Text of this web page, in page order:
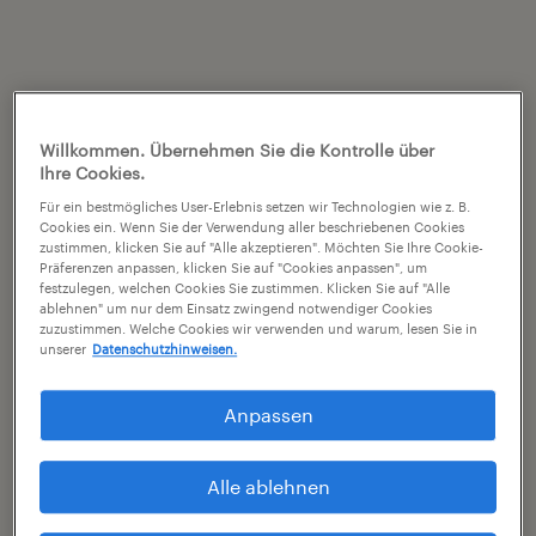
Willkommen. Übernehmen Sie die Kontrolle über
Ihre Cookies.
Für ein bestmögliches User-Erlebnis setzen wir Technologien wie z. B.
Cookies ein. Wenn Sie der Verwendung aller beschriebenen Cookies
zustimmen, klicken Sie auf "Alle akzeptieren". Möchten Sie Ihre Cookie-
Präferenzen anpassen, klicken Sie auf "Cookies anpassen", um
festzulegen, welchen Cookies Sie zustimmen. Klicken Sie auf "Alle
ablehnen" um nur dem Einsatz zwingend notwendiger Cookies
zuzustimmen. Welche Cookies wir verwenden und warum, lesen Sie in
unserer Datenschutzhinweisen.
Anpassen
Alle ablehnen